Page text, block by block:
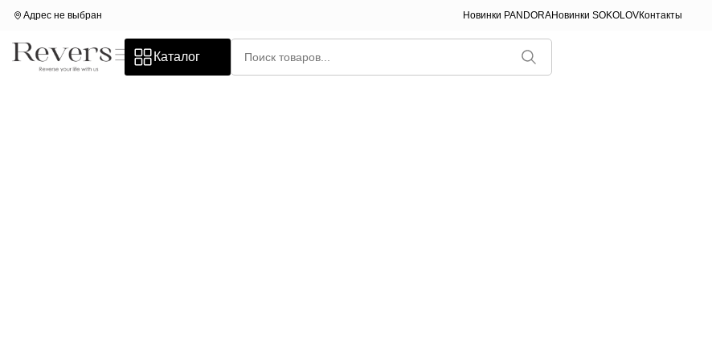
Адрес не выбран Новинки PANDORAНовинки SOKOLOVКонтакты
Каталог